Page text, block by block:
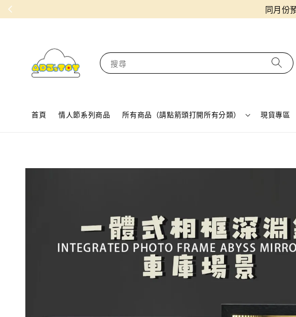
同月份
搜尋
首頁 情人節系列商品 所有商品（請點箭頭打開所有分類） 現貨專區